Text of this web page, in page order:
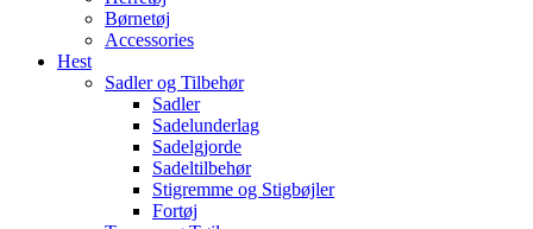
Børnetøj
Accessories
Hest
Sadler og Tilbehør
Sadler
Sadelunderlag
Sadelgjorde
Sadeltilbehør
Stigremme og Stigbøjler
Fortøj